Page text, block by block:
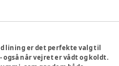
lining er det perfekte valg til
også når vejret er vådt og koldt.